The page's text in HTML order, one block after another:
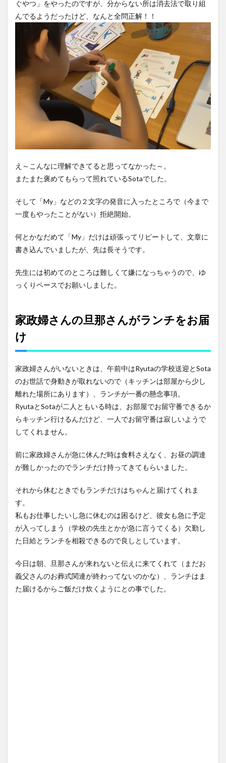
ぐやつ」をやったのですが、分からない所は消去法で取り組
んでるようだったけど、なんと全問正解！！
え～こんなに理解できてると思ってなかった～。
またまた褒めてもらって照れているSotaでした。
そして「My」などの２文字の発音に入ったところで（今まで
一度もやったことがない）拒絶開始。
何とかなだめて「My」だけは頑張ってリピートして、文章に
書き込んでいましたが、先は長そうです。
先生には初めてのところは難しくて嫌になっちゃうので、ゆ
っくりペースでお願いしました。
家政婦さんの旦那さんがランチをお届
け
家政婦さんがいないときは、午前中はRyutaの学校送迎とSota
のお世話で身動きが取れないので（キッチンは部屋から少し
離れた場所にあります）、ランチが一番の懸念事項。
RyutaとSotaが二人ともいる時は、お部屋でお留守番できるか
らキッチン行けるんだけど、一人でお留守番は寂しいようで
してくれません。
前に家政婦さんが急に休んだ時は食料さえなく、お昼の調達
が難しかったのでランチだけ持ってきてもらいました。
それから休むときでもランチだけはちゃんと届けてくれま
す。
私もお仕事したいし急に休むのは困るけど、彼女も急に予定
が入ってしまう（学校の先生とかが急に言うてくる）欠勤し
た日給とランチを相殺できるので良しとしています。
今日は朝、旦那さんが来れないと伝えに来てくれて（まだお
義父さんのお葬式関連が終わってないのかな）、ランチはま
た届けるからご飯だけ炊くようにとの事でした。